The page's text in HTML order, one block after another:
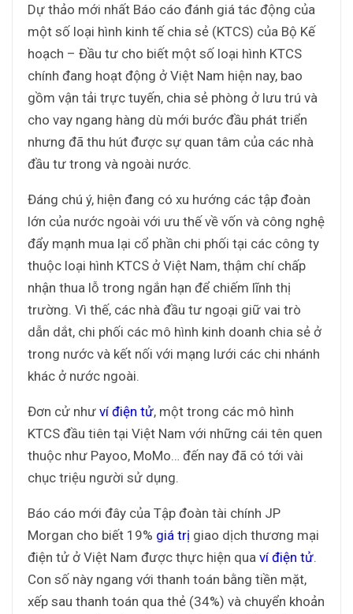
Dự thảo mới nhất Báo cáo đánh giá tác động của
một số loại hình kinh tế chia sẻ (KTCS) của Bộ Kế
hoạch – Đầu tư cho biết một số loại hình KTCS
chính đang hoạt động ở Việt Nam hiện nay, bao
gồm vận tải trực tuyến, chia sẻ phòng ở lưu trú và
cho vay ngang hàng dù mới bước đầu phát triển
nhưng đã thu hút được sự quan tâm của các nhà
đầu tư trong và ngoài nước.
Đáng chú ý, hiện đang có xu hướng các tập đoàn
lớn của nước ngoài với ưu thế về vốn và công nghệ
đẩy mạnh mua lại cổ phần chi phối tại các công ty
thuộc loại hình KTCS ở Việt Nam, thậm chí chấp
nhận thua lỗ trong ngắn hạn để chiếm lĩnh thị
trường. Vì thế, các nhà đầu tư ngoại giữ vai trò
dẫn dắt, chi phối các mô hình kinh doanh chia sẻ ở
trong nước và kết nối với mạng lưới các chi nhánh
khác ở nước ngoài.
Đơn cử như ví điện tử, một trong các mô hình
KTCS đầu tiên tại Việt Nam với những cái tên quen
thuộc như Payoo, MoMo… đến nay đã có tới vài
chục triệu người sử dụng.
Báo cáo mới đây của Tập đoàn tài chính JP
Morgan cho biết 19% giá trị giao dịch thương mại
điện tử ở Việt Nam được thực hiện qua ví điện tử.
Con số này ngang với thanh toán bằng tiền mặt,
xếp sau thanh toán qua thẻ (34%) và chuyển khoản